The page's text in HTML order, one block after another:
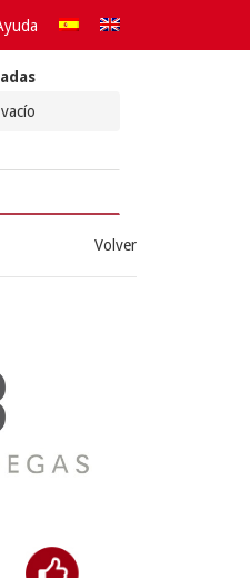
vacío
Volver